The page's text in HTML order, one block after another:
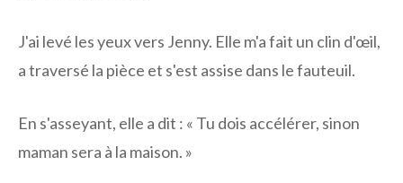
J'ai levé les yeux vers Jenny. Elle m'a fait un clin d'œil,
a traversé la pièce et s'est assise dans le fauteuil.
En s'asseyant, elle a dit : « Tu dois accélérer, sinon
maman sera à la maison. »